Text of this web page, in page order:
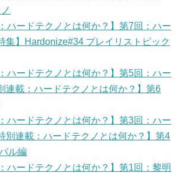
ハードテクノとは何か？】第7回：ハー
集】Hardonize#34 プレイリストピック
ハードテクノとは何か？】第5回：ハー
連載：ハードテクノとは何か？】第6
ハードテクノとは何か？】第3回：ハー
別連載：ハードテクノとは何か？】第4
ル編
ハードテクノとは何か？】第1回：黎明